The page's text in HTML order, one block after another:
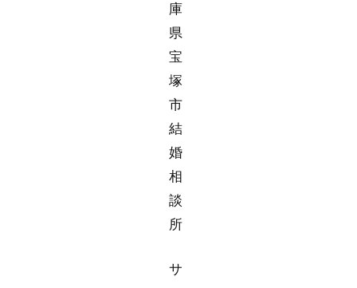
庫
県
宝
塚
市
結
婚
相
談
所
サ